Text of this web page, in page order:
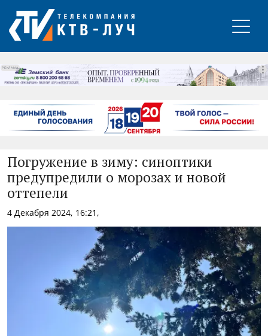
РЕКЛАМА
Погружение в зиму: синоптики
предупредили о морозах и новой
оттепели
4 Декабря 2024, 16:21,